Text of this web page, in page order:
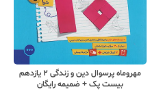
مهروماه پرسوال دین و زندگی 2 یازدهم
بیست پک + ضمیمه رایگان